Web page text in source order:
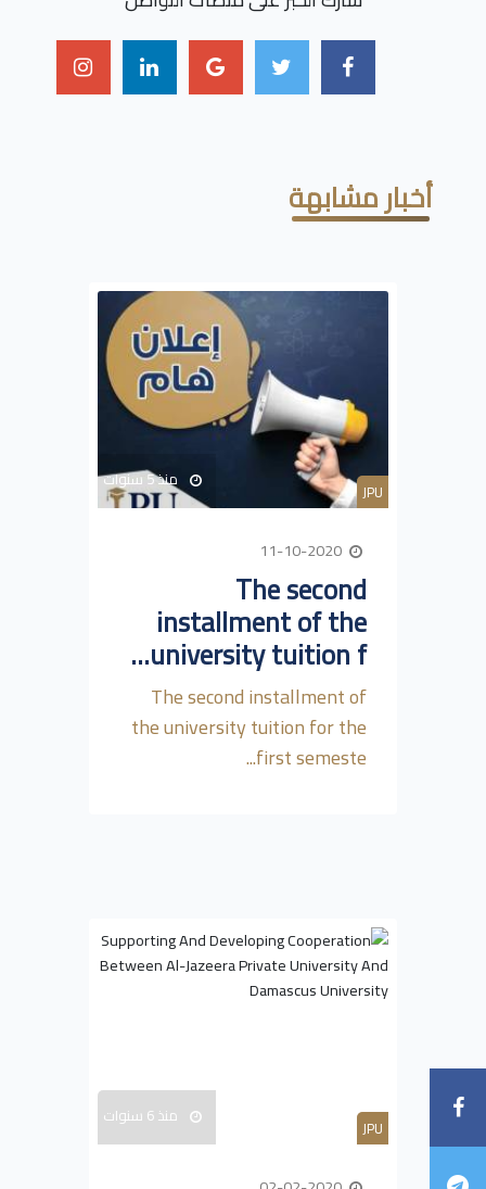
أخبار مشابهة
JPU منذ 5 سنوات
The second
installment of the
university tuition f...
The second installment of
the university tuition for the
first semeste...
JPU منذ 6 سنوات